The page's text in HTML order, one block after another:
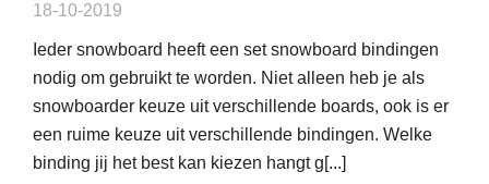
18-10-2019
Ieder snowboard heeft een set snowboard bindingen
nodig om gebruikt te worden. Niet alleen heb je als
snowboarder keuze uit verschillende boards, ook is er
een ruime keuze uit verschillende bindingen. Welke
binding jij het best kan kiezen hangt g[...]